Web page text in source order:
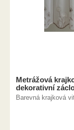
Metrážová
dekorativní
Barevná krajková